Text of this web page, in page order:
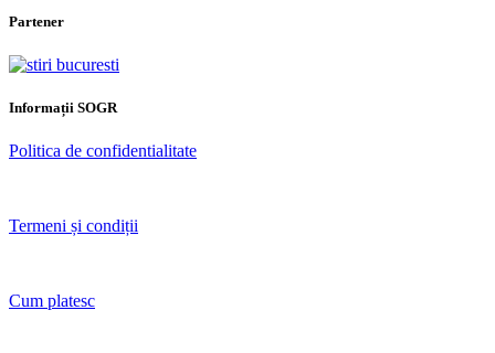
Partener
Informații SOGR
Politica de confidentialitate
Termeni și condiții
Cum platesc